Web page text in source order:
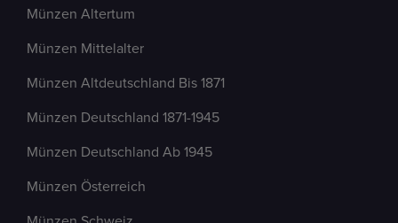
Münzen Altertum
Münzen Mittelalter
Münzen Altdeutschland Bis 1871
Münzen Deutschland 1871-1945
Münzen Deutschland Ab 1945
Münzen Österreich